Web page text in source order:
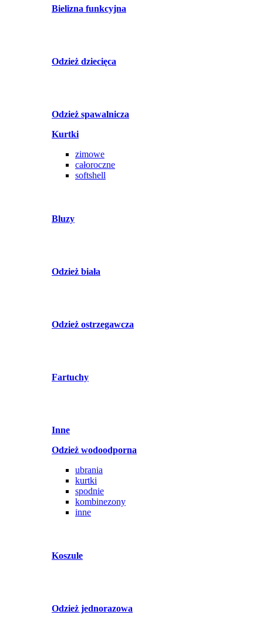
Bielizna funkcyjna
Odzież dziecięca
Odzież spawalnicza
Kurtki
zimowe
całoroczne
softshell
Bluzy
Odzież biała
Odzież ostrzegawcza
Fartuchy
Inne
Odzież wodoodporna
ubrania
kurtki
spodnie
kombinezony
inne
Koszule
Odzież jednorazowa